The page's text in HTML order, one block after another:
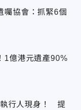
囑協會：抓緊6個
1億港元遺產90%
行人現身！ 提